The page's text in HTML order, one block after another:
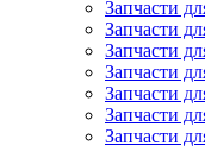
Запчасти
Запчасти
Запчасти
Запчасти
Запчасти
Запчасти
Запчасти